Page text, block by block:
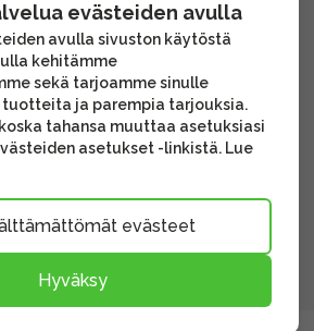
evästeiden avulla
avulla sivuston käytöstä
kehitämme
sekä tarjoamme sinulle
tuotteita ja parempia tarjouksia.
tahansa muuttaa asetuksiasi
asetukset -linkistä. Lue
evästeet
Hyväksy